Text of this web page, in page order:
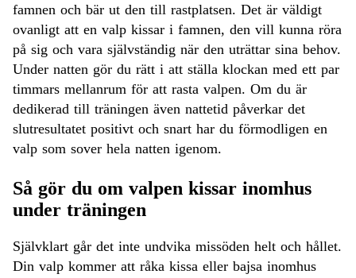
famnen och bär ut den till rastplatsen. Det är väldigt
ovanligt att en valp kissar i famnen, den vill kunna röra
på sig och vara självständig när den uträttar sina behov.
Under natten gör du rätt i att ställa klockan med ett par
timmars mellanrum för att rasta valpen. Om du är
dedikerad till träningen även nattetid påverkar det
slutresultatet positivt och snart har du förmodligen en
valp som sover hela natten igenom.
Så gör du om valpen kissar inomhus
under träningen
Självklart går det inte undvika missöden helt och hållet.
Din valp kommer att råka kissa eller bajsa inomhus